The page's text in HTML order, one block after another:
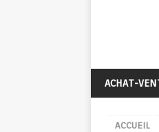
ACHAT-
ACCUEIL